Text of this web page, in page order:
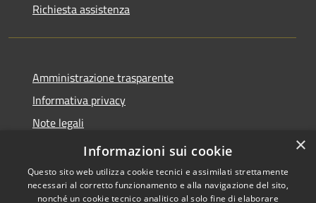
Richiesta assistenza
Amministrazione trasparente
Informativa privacy
Note legali
Dichiarazione di accessibilità
×
Informazioni sui cookie
Questo sito web utilizza cookie tecnici e assimilati strettamente
necessari al corretto funzionamento e alla navigazione del sito,
nonché un cookie tecnico analitico al solo fine di elaborare